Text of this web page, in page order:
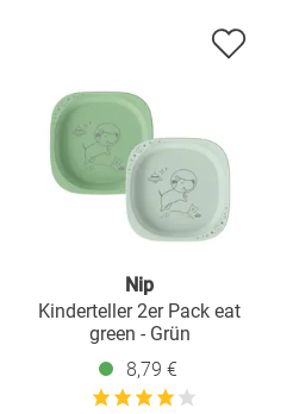
Nip
Kinderteller 2er Pack eat
green - Grün
8,79 €